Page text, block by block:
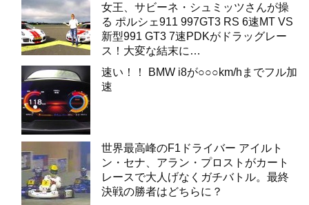
女王、サビーネ・シュミッツさんが操
る ポルシェ911 997GT3 RS 6速MT VS
新型991 GT3 7速PDKがドラッグレー
ス！大変な結末に…
速い！！ BMW i8が○○○km/hまでフル加
速
世界最高峰のF1ドライバー アイルト
ン・セナ、アラン・プロストがカート
レースで大人げなくガチバトル。最終
決戦の勝者はどちらに？